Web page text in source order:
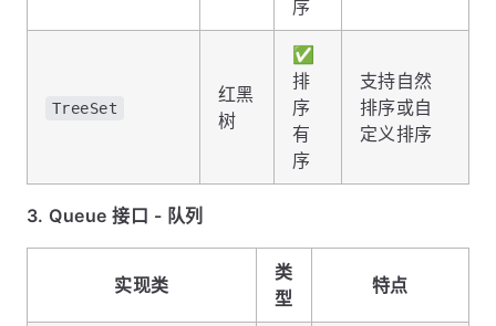
序
TreeSet
红黑
树
✅
排
序
有
序
支持自然
排序或自
定义排序
3. Queue 接口 - 队列
实现类
类
型
特点